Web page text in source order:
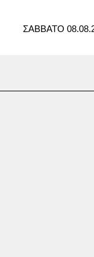
ΣΑΒΒΑΤΟ